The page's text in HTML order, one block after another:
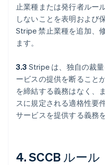
止業種または発行者ルー
しないことを表明および
Stripe 禁止業種を追加、
ます。
3.3 Stripe は、独自の裁
ービスの提供を断ること
を締結する義務はなく、
スに規定される適格性要
サービスを提供する義務
4. SCCB ルール